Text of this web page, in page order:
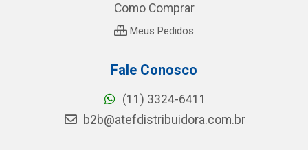
Como Comprar
Meus Pedidos
Fale Conosco
(11) 3324-6411
b2b@atefdistribuidora.com.br